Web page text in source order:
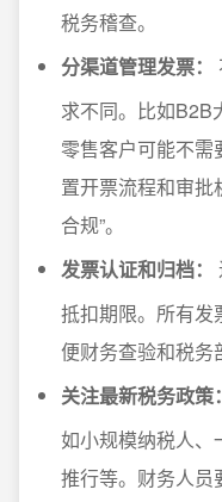
税务稽查。
分渠道管理发票：
求不同。比如B2B
零售客户可能不需
置开票流程和审批
合规”。
发票认证和归档：
抵扣期限。所有发
便财务查验和税务
关注最新税务政策：
如小规模纳税人、
推行等。财务人员